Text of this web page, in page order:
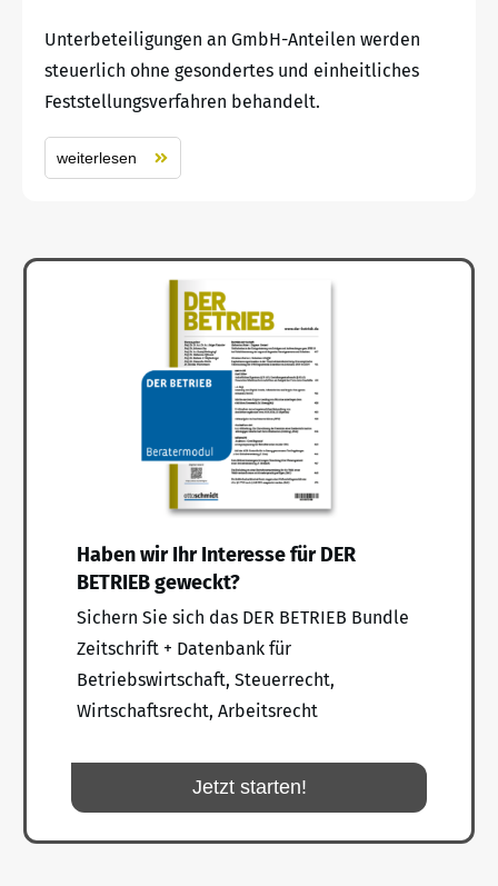
Unterbeteiligungen an GmbH-Anteilen werden
steuerlich ohne gesondertes und einheitliches
Feststellungsverfahren behandelt.
weiterlesen
Haben wir Ihr Interesse für DER
BETRIEB geweckt?
Sichern Sie sich das DER BETRIEB Bundle
Zeitschrift + Datenbank für
Betriebswirtschaft, Steuerrecht,
Wirtschaftsrecht, Arbeitsrecht
Jetzt starten!